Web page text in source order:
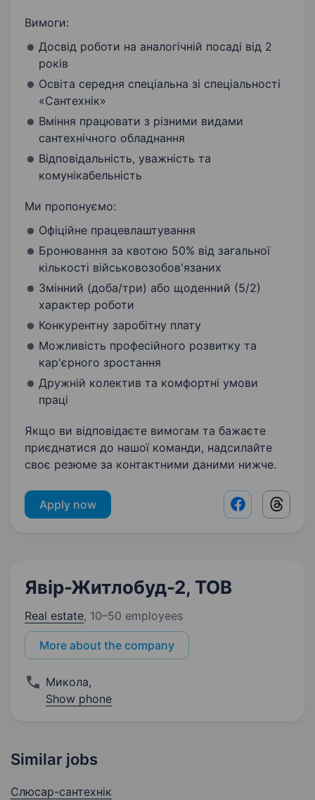
Вимоги:
Досвід роботи на аналогічній посаді від 2
років
Освіта середня спеціальна зі спеціальності
«Сантехнік»
Вміння працювати з різними видами
сантехнічного обладнання
Відповідальність, уважність та
комунікабельність
Ми пропонуємо:
Офіційне працевлаштування
Бронювання за квотою 50% від загальної
кількості військовозобов'язаних
Змінний (доба/три) або щоденний (5/2)
характер роботи
Конкурентну заробітну плату
Можливість професійного розвитку та
кар'єрного зростання
Дружній колектив та комфортні умови
праці
Якщо ви відповідаєте вимогам та бажаєте
приєднатися до нашої команди, надсилайте
своє резюме за контактними даними нижче.
Apply now Facebook
Явір-Житлобуд-2, ТОВ
Real estate, 10–50 employees
More about the company
Микола,
Show phone
Similar jobs
Слюсар-сантехнік